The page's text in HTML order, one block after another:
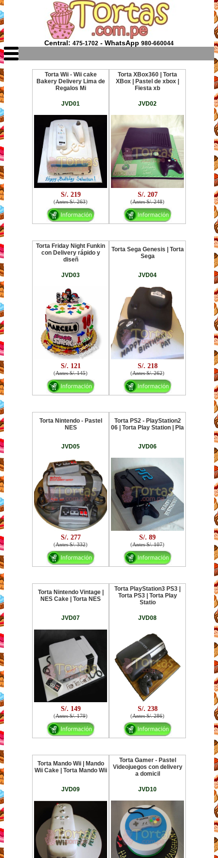
Central: 475-1702 - WhatsApp 980-660044
Torta Wii - Wii cake
Bakery Delivery Lima de
Regalos Mi
JVD01
S/. 219
(Antes S/. 263)
Torta XBox360 | Torta
XBox | Pastel de xbox |
Fiesta xb
JVD02
S/. 207
(Antes S/. 248)
Torta Friday Night Funkin
con Delivery rápido y
diseñ
JVD03
S/. 121
(Antes S/. 145)
Torta Sega Genesis | Torta
Sega
JVD04
S/. 218
(Antes S/. 262)
Torta Nintendo - Pastel
NES
JVD05
S/. 277
(Antes S/. 332)
Torta PS2 - PlayStation2
06 | Torta Play Station | Pla
JVD06
S/. 89
(Antes S/. 107)
Torta Nintendo Vintage |
NES Cake | Torta NES
JVD07
S/. 149
(Antes S/. 179)
Torta PlayStation3 PS3 |
Torta PS3 | Torta Play
Statio
JVD08
S/. 238
(Antes S/. 286)
Torta Mando Wii | Mando
Wii Cake | Torta Mando Wii
JVD09
Torta Gamer - Pastel
Videojuegos con delivery
a domicil
JVD10